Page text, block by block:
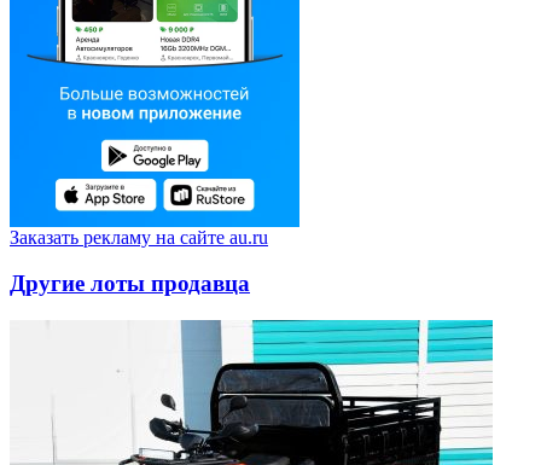
Заказать рекламу на сайте au.ru
Другие лоты продавца